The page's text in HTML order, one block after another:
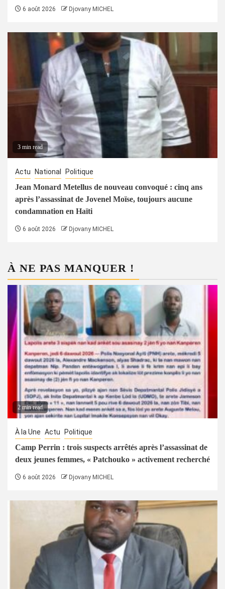
6 août 2026 Djovany MICHEL
3 min read
Actu National Politique
Jean Monard Metellus de nouveau convoqué : cinq ans
après l’assassinat de Jovenel Moïse, toujours aucune
condamnation en Haïti
6 août 2026 Djovany MICHEL
À NE PAS MANQUER !
2 min read
À la Une Actu Politique
Camp Perrin : trois suspects arrêtés après l’assassinat de
deux jeunes femmes, « Patchouko » activement recherché
6 août 2026 Djovany MICHEL